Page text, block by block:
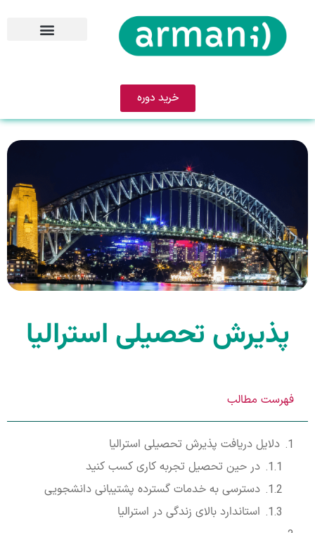
خرید دوره
پذیرش تحصیلی استرالیا
فهرست مطالب
دلایل دریافت پذیرش تحصیلی استرالیا
در حین تحصیل تجربه کاری کسب کنید
دسترسی به خدمات گسترده پشتیبانی دانشجویی
استاندارد بالای زندگی در استرالیا